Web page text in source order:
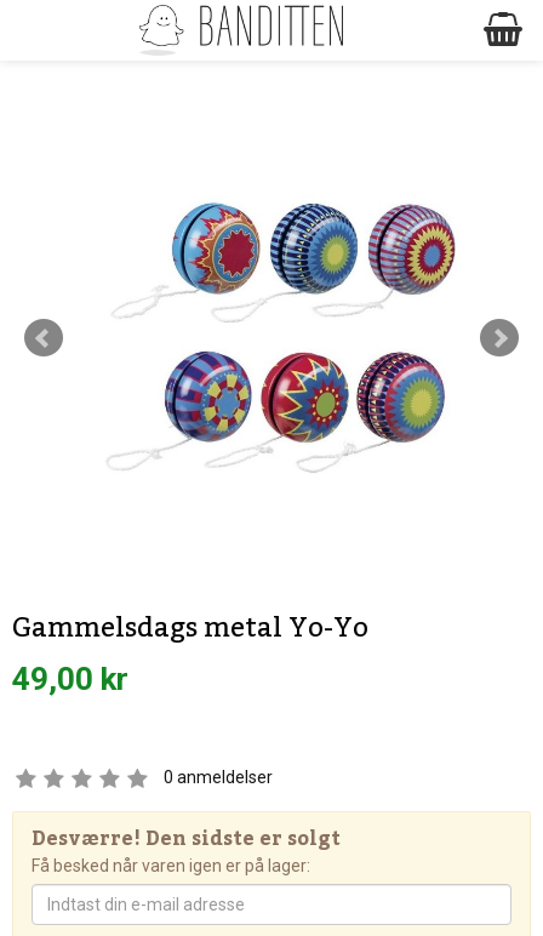
Gammelsdags metal Yo-Yo
49,00 kr
0 anmeldelser
Desværre! Den sidste er solgt
Få besked når varen igen er på lager: